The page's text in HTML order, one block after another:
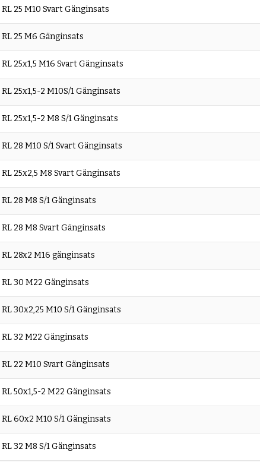
RL 25 M10 Svart Gänginsats
RL 25 M6 Gänginsats
RL 25x1,5 M16 Svart Gänginsats
RL 25x1,5-2 M10S/1 Gänginsats
RL 25x1,5-2 M8 S/1 Gänginsats
RL 28 M10 S/1 Svart Gänginsats
RL 25x2,5 M8 Svart Gänginsats
RL 28 M8 S/1 Gänginsats
RL 28 M8 Svart Gänginsats
RL 28x2 M16 gänginsats
RL 30 M22 Gänginsats
RL 30x2,25 M10 S/1 Gänginsats
RL 32 M22 Gänginsats
RL 22 M10 Svart Gänginsats
RL 50x1,5-2 M22 Gänginsats
RL 60x2 M10 S/1 Gänginsats
RL 32 M8 S/1 Gänginsats